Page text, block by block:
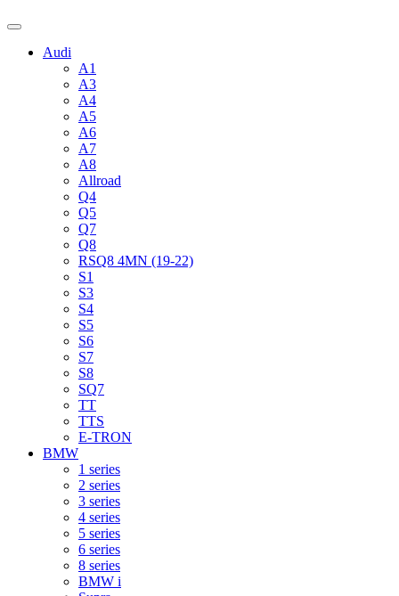
Audi
A1
A3
A4
A5
A6
A7
A8
Allroad
Q4
Q5
Q7
Q8
RSQ8 4MN (19-22)
S1
S3
S4
S5
S6
S7
S8
SQ7
TT
TTS
E-TRON
BMW
1 series
2 series
3 series
4 series
5 series
6 series
8 series
BMW i